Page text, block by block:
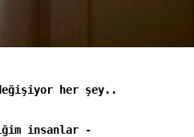
her şey..
insanlar -